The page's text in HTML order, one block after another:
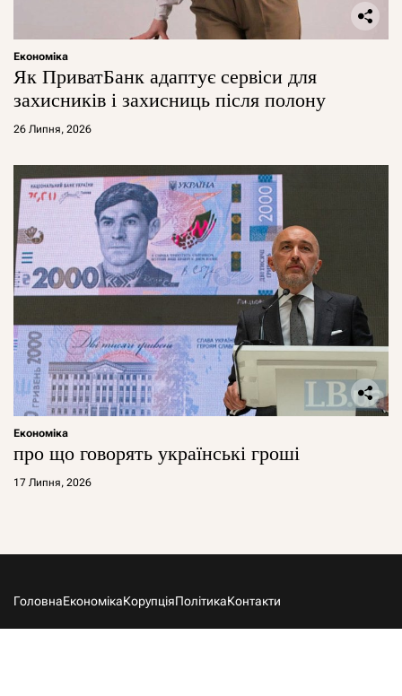
Економіка
Як ПриватБанк адаптує сервіси для
захисників і захисниць після полону
26 Липня, 2026
Економіка
про що говорять українські гроші
17 Липня, 2026
ГоловнаЕкономікаКорупціяПолітикаКонтакти